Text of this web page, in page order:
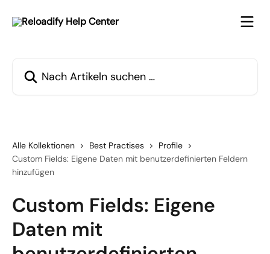
Alle Kollektionen Best Practises
Profile
Custom Fields: Eigene Daten mit benutzerdefinierten Feldern
hinzufügen
Custom Fields: Eigene
Daten mit